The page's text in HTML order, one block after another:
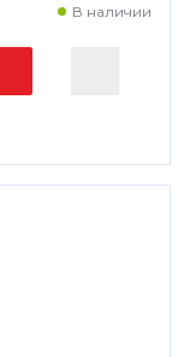
В наличии